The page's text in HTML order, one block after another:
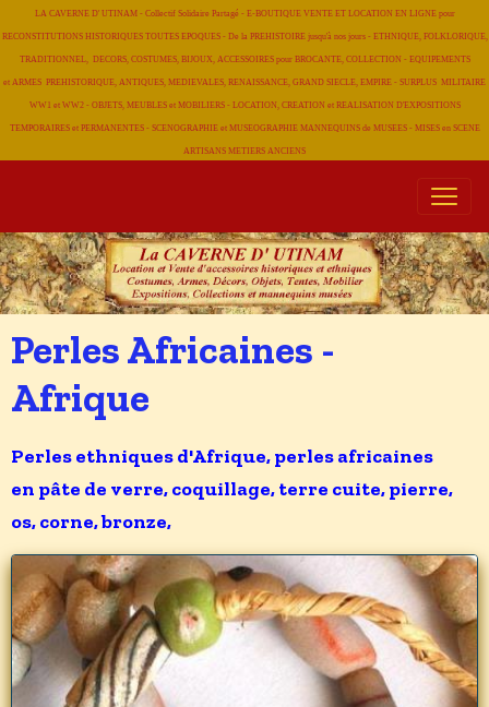
LA CAVERNE D' UTINAM - Collectif Solidaire Partagé - E-BOUTIQUE VENTE ET LOCATION EN LIGNE pour
RECONSTITUTIONS HISTORIQUES TOUTES EPOQUES - De la PREHISTOIRE jusqu'à nos jours - ETHNIQUE, FOLKLORIQUE,
TRADITIONNEL, DECORS, COSTUMES, BIJOUX, ACCESSOIRES pour BROCANTE, COLLECTION - EQUIPEMENTS
et ARMES PREHISTORIQUE, ANTIQUES, MEDIEVALES, RENAISSANCE, GRAND SIECLE, EMPIRE - SURPLUS MILITAIRE
WW1 et WW2 - OBJETS, MEUBLES et MOBILIERS - LOCATION, CREATION et REALISATION D'EXPOSITIONS
TEMPORAIRES et PERMANENTES - SCENOGRAPHIE et MUSEOGRAPHIE MANNEQUINS de MUSEES - MISES en SCENE
ARTISANS METIERS ANCIENS
Perles Africaines -
Afrique
Perles ethniques d'Afrique, perles africaines
en pâte de verre, coquillage, terre cuite, pierre,
os, corne, bronze,